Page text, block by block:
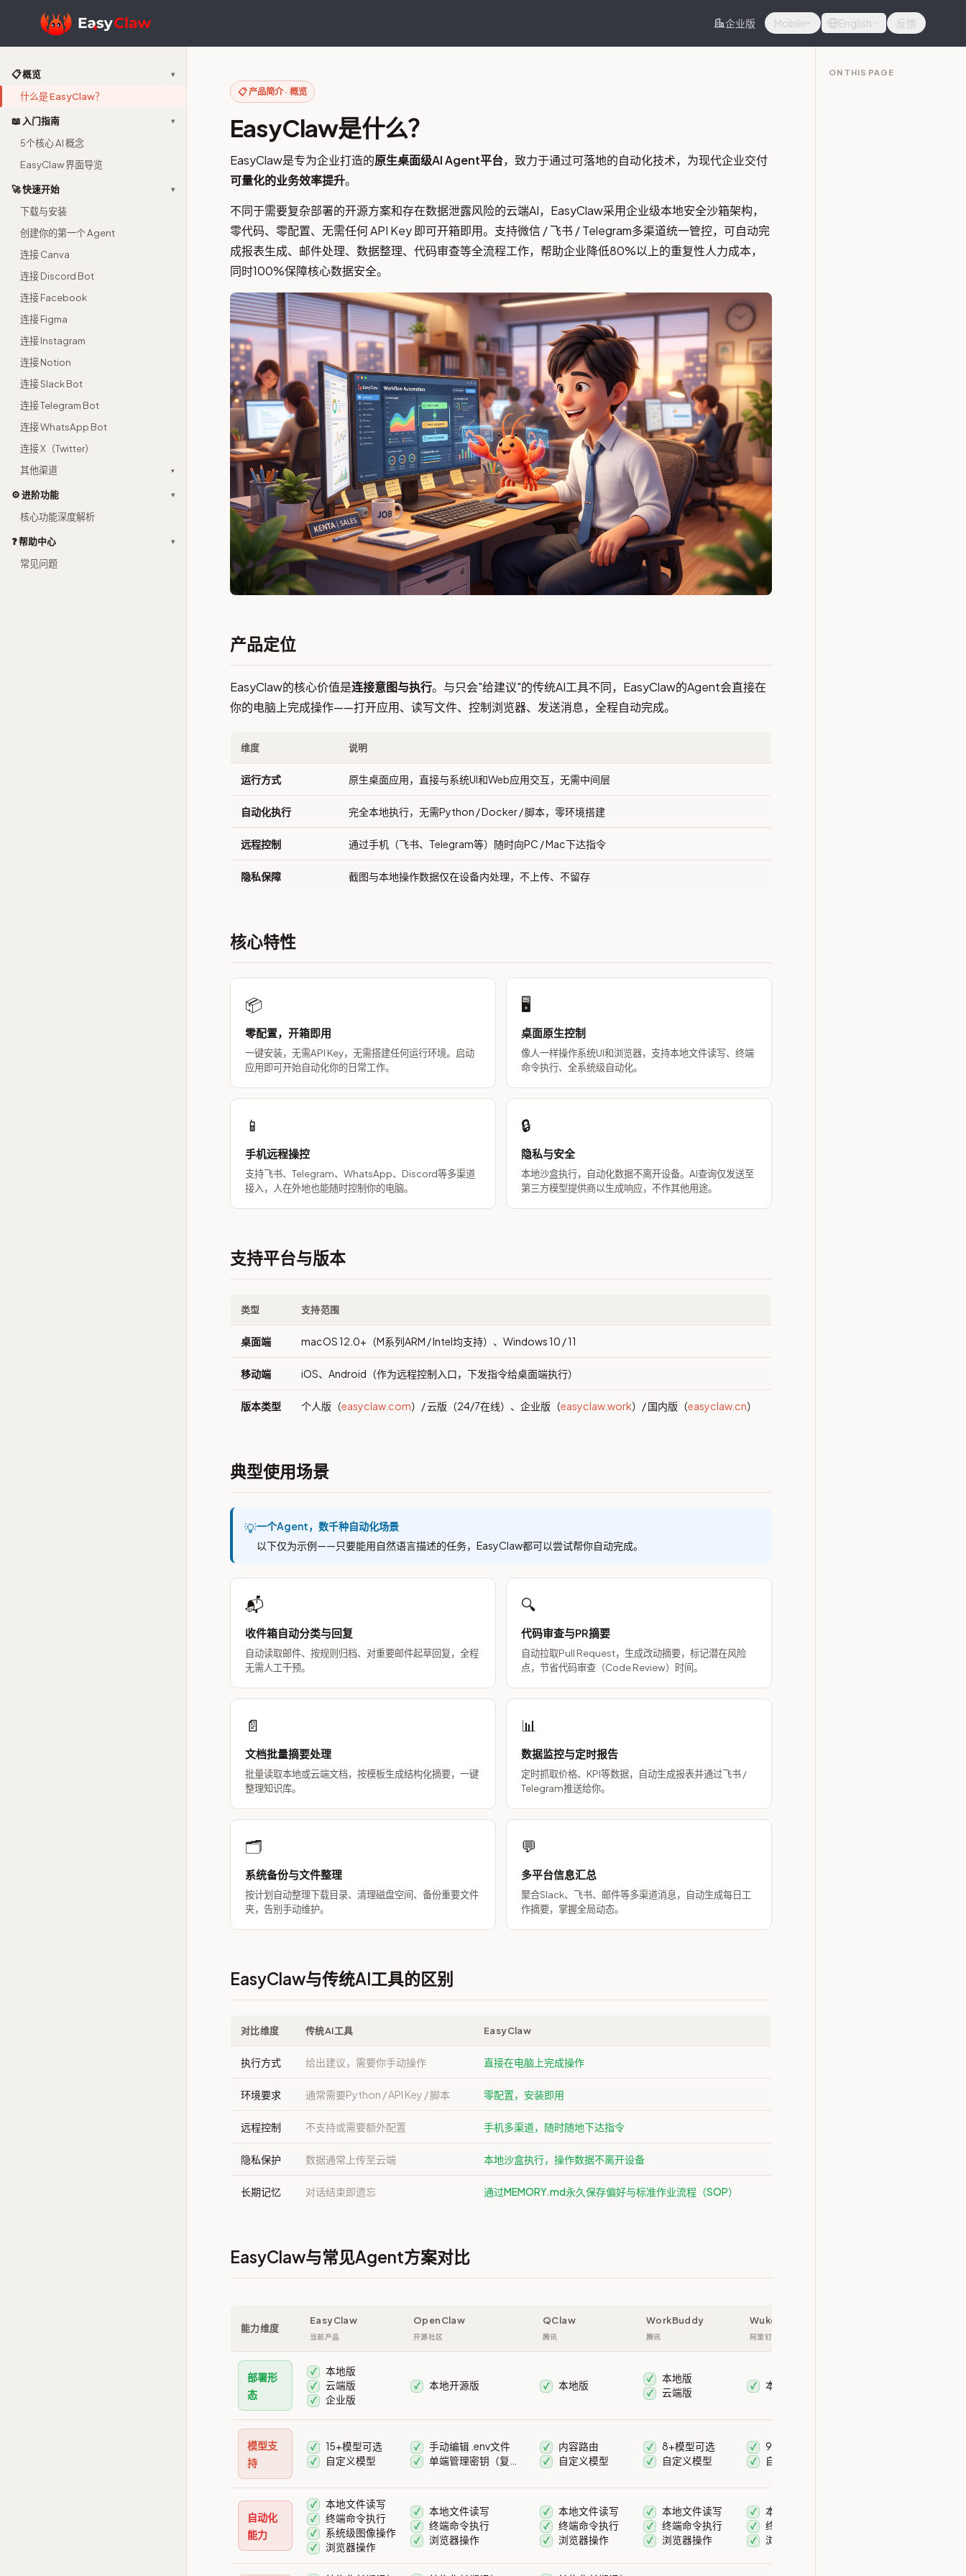
企业版 Mobile English 反馈
📋 概览 ▾
什么是 EasyClaw？
📖 入门指南 ▾
5个核心 AI 概念
EasyClaw 界面导览
🚀 快速开始 ▾
下载与安装
创建你的第一个 Agent
连接 Canva
连接 Discord Bot
连接 Facebook
连接 Figma
连接 Instagram
连接 Notion
连接 Slack Bot
连接 Telegram Bot
连接 WhatsApp Bot
连接 X（Twitter）
其他渠道
▾
⚙️ 进阶功能 ▾
核心功能深度解析
❓ 帮助中心 ▾
常见问题
📋 产品简介 · 概览
EasyClaw是什么？
EasyClaw是专为企业打造的原生桌面级AI Agent平台，致力于通过可落地的自动化技术，为现代企业交付
可量化的业务效率提升。
不同于需要复杂部署的开源方案和存在数据泄露风险的云端AI，EasyClaw采用企业级本地安全沙箱架构，
零代码、零配置、无需任何 API Key 即可开箱即用。支持微信 / 飞书 / Telegram多渠道统一管控，可自动完
成报表生成、邮件处理、数据整理、代码审查等全流程工作，帮助企业降低80%以上的重复性人力成本，
同时100%保障核心数据安全。
产品定位
EasyClaw的核心价值是连接意图与执行。与只会"给建议"的传统AI工具不同，EasyClaw的Agent会直接在
你的电脑上完成操作——打开应用、读写文件、控制浏览器、发送消息，全程自动完成。
维度 说明
运行方式 原生桌面应用，直接与系统UI和Web应用交互，无需中间层
自动化执行 完全本地执行，无需Python / Docker / 脚本，零环境搭建
远程控制 通过手机（飞书、Telegram等）随时向PC / Mac下达指令
隐私保障 截图与本地操作数据仅在设备内处理，不上传、不留存
核心特性
📦
零配置，开箱即用
一键安装，无需API Key，无需搭建任何运行环境。启动
应用即可开始自动化你的日常工作。
🖥️
桌面原生控制
像人一样操作系统UI和浏览器，支持本地文件读写、终端
命令执行、全系统级自动化。
📱
手机远程操控
支持飞书、Telegram、WhatsApp、Discord等多渠道
接入，人在外地也能随时控制你的电脑。
🔒
隐私与安全
本地沙盒执行，自动化数据不离开设备。AI查询仅发送至
第三方模型提供商以生成响应，不作其他用途。
支持平台与版本
类型 支持范围
桌面端 macOS 12.0+（M系列ARM / Intel均支持）、Windows 10 / 11
移动端 iOS、Android（作为远程控制入口，下发指令给桌面端执行）
版本类型 个人版（easyclaw.com）/ 云版（24/7在线）、企业版（easyclaw.work）/ 国内版（easyclaw.cn）
典型使用场景
💡一个Agent，数千种自动化场景
以下仅为示例——只要能用自然语言描述的任务，EasyClaw都可以尝试帮你自动完成。
📬
收件箱自动分类与回复
自动读取邮件、按规则归档、对重要邮件起草回复，全程
无需人工干预。
🔍
代码审查与PR摘要
自动拉取Pull Request，生成改动摘要，标记潜在风险
点，节省代码审查（Code Review）时间。
📄
文档批量摘要处理
批量读取本地或云端文档，按模板生成结构化摘要，一键
整理知识库。
📊
数据监控与定时报告
定时抓取价格、KPI等数据，自动生成报表并通过飞书 /
Telegram推送给你。
🗂️
系统备份与文件整理
按计划自动整理下载目录、清理磁盘空间、备份重要文件
夹，告别手动维护。
💬
多平台信息汇总
聚合Slack、飞书、邮件等多渠道消息，自动生成每日工
作摘要，掌握全局动态。
EasyClaw与传统AI工具的区别
对比维度 传统AI工具 EasyClaw
执行方式 给出建议，需要你手动操作 直接在电脑上完成操作
环境要求 通常需要Python / API Key / 脚本 零配置，安装即用
远程控制 不支持或需要额外配置 手机多渠道，随时随地下达指令
隐私保护 数据通常上传至云端 本地沙盒执行，操作数据不离开设备
长期记忆 对话结束即遗忘 通过MEMORY.md永久保存偏好与标准作业流程（SOP）
EasyClaw与常见Agent方案对比
能力维度
EasyClaw
当前产品
OpenClaw
开源社区
QClaw
腾讯
WorkBuddy
腾讯
Wukong
阿里钉钉
部署形
态
✓ 本地版
✓ 云端版
✓ 企业版
✓ 本地开源版 ✓ 本地版
✓ 本地版
✓ 云端版
✓ 本地版
模型支
持
✓ 15+模型可选
✓ 自定义模型
✓ 手动编辑 .env文件
✓ 单端管理密钥（复杂）
✓ 内容路由
✓ 自定义模型
✓ 8+模型可选
✓ 自定义模型
✓ 9+模型可选
✓ 自定义模型
自动化
能力
✓ 本地文件读写
✓ 终端命令执行
✓ 系统级图像操作
✓ 浏览器操作
✓ 本地文件读写
✓ 终端命令执行
✓ 浏览器操作
✓ 本地文件读写
✓ 终端命令执行
✓ 浏览器操作
✓ 本地文件读写
✓ 终端命令执行
✓ 浏览器操作
✓ 本地文件读写
✓ 终端命令执行
✓ 浏览器操作
ON THIS PAGE